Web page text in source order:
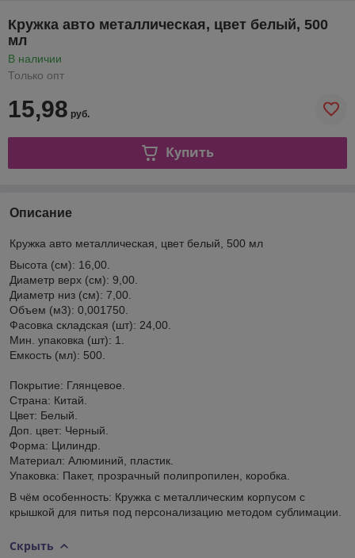
Кружка авто металлическая, цвет белый, 500
мл
В наличии
Только опт
15,98 руб.
Купить
Описание
Кружка авто металлическая, цвет белый, 500 мл
Высота (см): 16,00.
Диаметр верх (см): 9,00.
Диаметр низ (см): 7,00.
Объем (м3): 0,001750.
Фасовка складская (шт): 24,00.
Мин. упаковка (шт): 1.
Емкость (мл): 500.
Покрытие: Глянцевое.
Страна: Китай.
Цвет: Белый.
Доп. цвет: Черный.
Форма: Цилиндр.
Материал: Алюминий, пластик.
Упаковка: Пакет, прозрачный полипропилен, коробка.
В чём особенность: Кружка с металлическим корпусом с
крышкой для питья под персонализацию методом сублимации.
Скрыть